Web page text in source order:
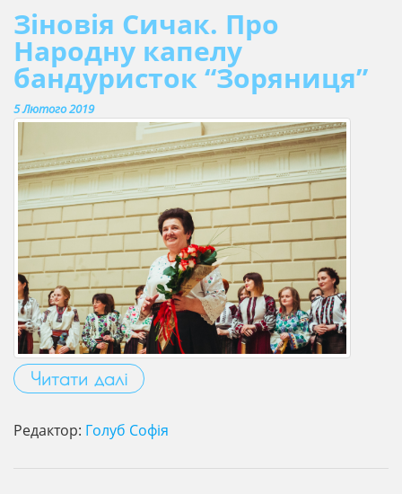
Зіновія Сичак. Про
Народну капелу
бандуристок “Зоряниця”
5 Лютого 2019
Читати далі
Редактор: Голуб Софія